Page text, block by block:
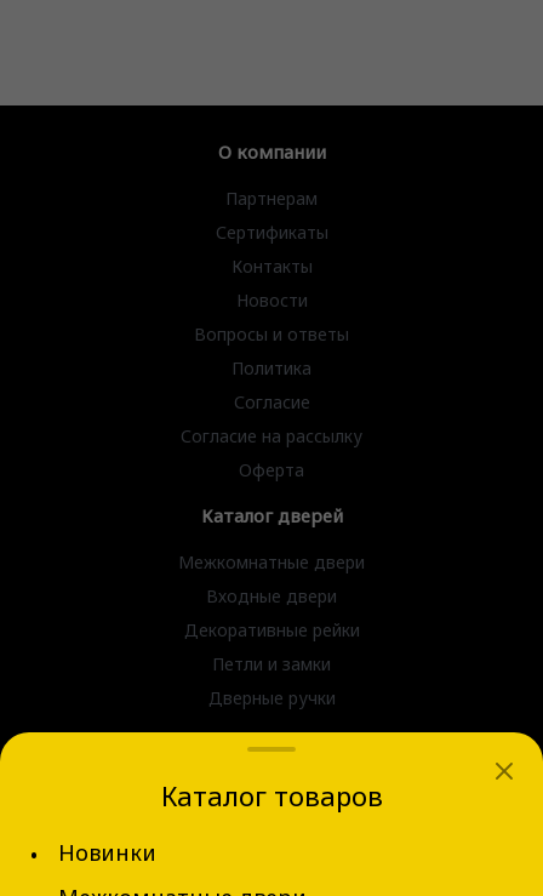
О компании
Партнерам
Сертификаты
Контакты
Новости
Вопросы и ответы
Политика
Согласие
Согласие на рассылку
Оферта
Каталог дверей
Межкомнатные двери
Входные двери
Декоративные рейки
Петли и замки
Дверные ручки
г. Новосибирск, ул. Блюхера д.31
Каталог товаров
Новинки